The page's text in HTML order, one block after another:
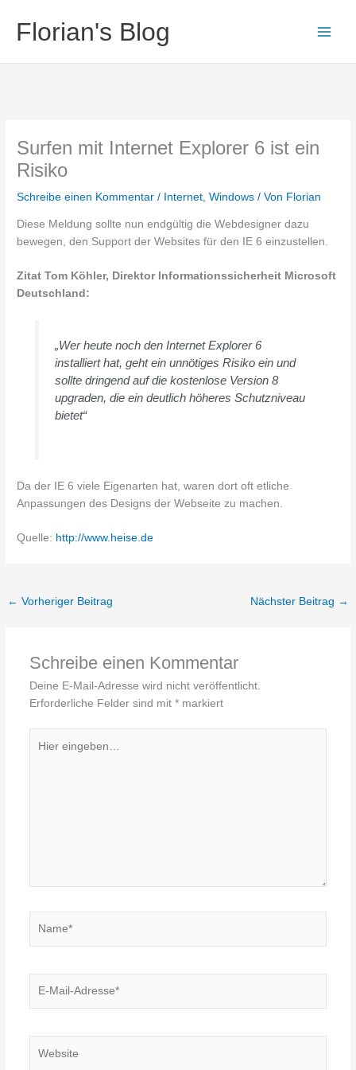
Inhalt
springen
Florian's Blog
Surfen mit Internet Explorer 6 ist ein
Risiko
Schreibe einen Kommentar / Internet ,Windows / Von Florian
Diese Meldung sollte nun endgültig die Webdesigner dazu
bewegen, den Support der Websites für den IE 6 einzustellen.
Zitat Tom Köhler, Direktor Informationssicherheit Microsoft
Deutschland:
„Wer heute noch den Internet Explorer 6
installiert hat, geht ein unnötiges Risiko ein und
sollte dringend auf die kostenlose Version 8
upgraden, die ein deutlich höheres Schutzniveau
bietet“
Da der IE 6 viele Eigenarten hat, waren dort oft etliche
Anpassungen des Designs der Webseite zu machen.
Quelle: http://www.heise.de
← Vorheriger Beitrag Nächster Beitrag →
Schreibe einen Kommentar
Deine E-Mail-Adresse wird nicht veröffentlicht.
Erforderliche Felder sind mit *markiert
eingeben…